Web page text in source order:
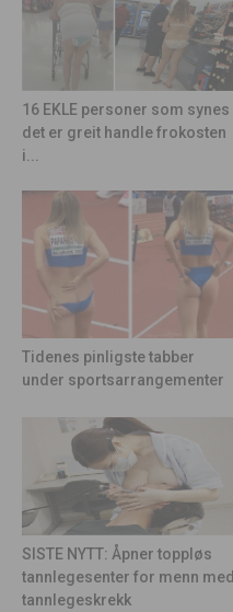
16 EKLE personer som synes
det er greit handle frokosten
i...
Tidenes pinligste tabber
under sportsarrangementer
SISTE NYTT: Åpner toppløs
tannlegesenter for menn med
tannlegeskrekk